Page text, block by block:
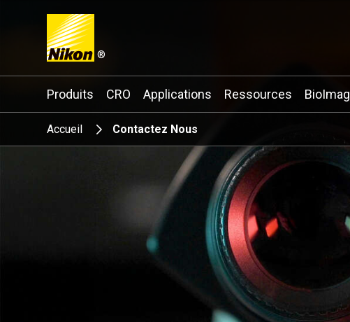
®
Search keyword(s)
Produits CRO Applications Ressources
Accueil Contactez Nous